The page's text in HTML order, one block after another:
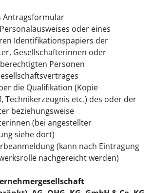
Antragsformular
oder eines
Identifikationspapiers der
Gesellschafterinnen oder
Personen
die Qualifikation (Kopie
Technikerzeugnis etc.) des oder der
beziehungsweise
(bei angestellter
siehe dort)
(kann nach Eintragung
nachgereicht werden)